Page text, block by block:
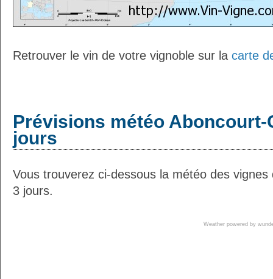
Retrouver le vin de votre vignoble sur la carte
Prévisions météo Aboncourt-
jours
Vous trouverez ci-dessous la météo des
3 jours.
Weather powered by